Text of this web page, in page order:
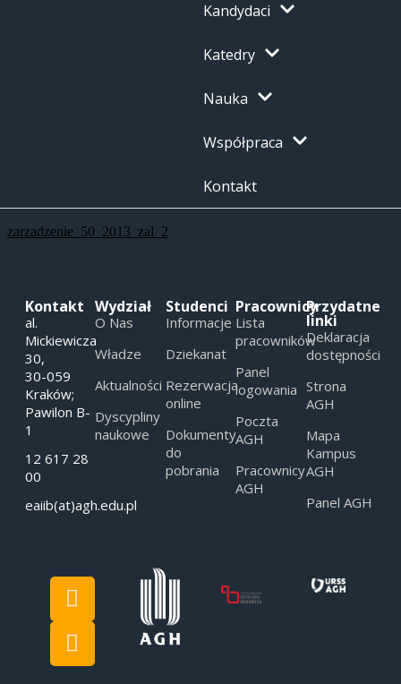
Kandydaci
Katedry
Nauka
Współpraca
Kontakt
zarzadzenie_50_2013_zal_2
Kontakt
al.
Mickiewicza
30,
30-059
Kraków;
Pawilon B-
1
12 617 28
00
eaiib(at)agh.edu.pl
Wydział
O Nas
Władze
Aktualności
Dyscypliny
naukowe
Studenci
Informacje
Dziekanat
Rezerwacja
online
Dokumenty
do
pobrania
Pracownicy
Lista
pracowników
Panel
logowania
Poczta
AGH
Pracownicy
AGH
Przydatne
linki
Deklaracja
dostępności
Strona
AGH
Mapa
Kampus
AGH
Panel AGH